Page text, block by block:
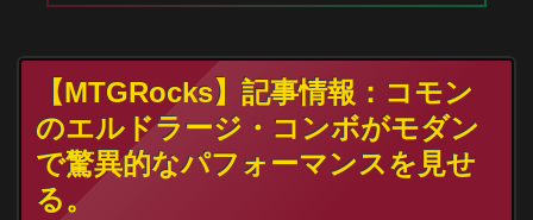
【MTGRocks】記事情報：コモン
のエルドラージ・コンボがモダン
で驚異的なパフォーマンスを見せ
る。